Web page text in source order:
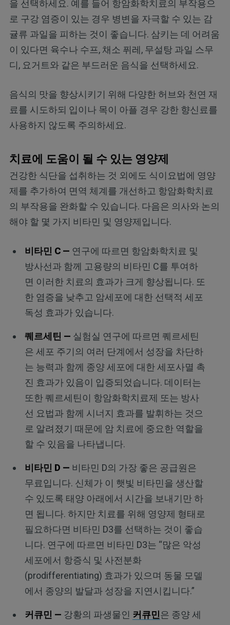
을 선택하세요. 예를 들어 항암화학치료의 부작용으
로 구강 염증이 있는 경우 병변을 자극할 수 있는 감
귤류 과일을 피하는 것이 좋습니다. 삼키는 데 어려움
이 있다면 육수나 수프, 채소 퓌레, 무설탕 과일 스무
디, 요거트와 같은 부드러운 음식을 선택하세요.
음식의 맛을 향상시키기 위해 다양한 허브와 천연 재
료를 시도하되 입이나 목이 아플 경우 강한 향신료를
사용하지 않도록 주의하세요.
치료에 도움이 될 수 있는 영양제
건강한 식단을 섭취하는 것 외에도 식이요법에 영양
제를 추가하여 면역 체계를 개선하고 항암화학치료
의 부작용을 완화할 수 있습니다. 다음은 의사와 논의
해야 할 몇 가지 비타민 및 영양제입니다.
비타민 C — 연구에 따르면 항암화학치료 및
방사선과 함께 고용량의 비타민 C를 투여하
면 이러한 치료의 효과가 크게 향상됩니다. 또
한 염증을 낮추고 암세포에 대한 선택적 세포
독성 효과가 있습니다.
퀘르세틴 — 실험실 연구에 따르면 퀘르세틴
은 세포 주기의 여러 단계에서 성장을 차단하
는 능력과 함께 종양 세포에 대한 세포사멸 촉
진 효과가 있음이 입증되었습니다. 데이터는
또한 퀘르세틴이 항암화학치료제 또는 방사
선 요법과 함께 시너지 효과를 발휘하는 것으
로 알려졌기 때문에 암 치료에 중요한 역할을
할 수 있음을 나타냅니다.
비타민 D — 비타민 D의 가장 좋은 공급원은
무료입니다. 신체가 이 햇빛 비타민을 생산할
수 있도록 태양 아래에서 시간을 보내기만 하
면 됩니다. 하지만 치료를 위해 영양제 형태로
필요하다면 비타민 D3를 선택하는 것이 좋습
니다. 연구에 따르면 비타민 D3는 “많은 악성
세포에서 항증식 및 사전분화
(prodifferentiating) 효과가 있으며 동물 모델
에서 종양의 발달과 성장을 지연시킵니다.”
커큐민 — 강황의 파생물인 커큐민은 종양 세